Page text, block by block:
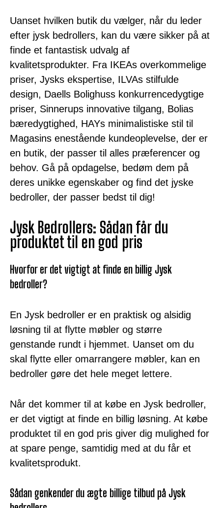
Uanset hvilken butik du vælger, når du leder
efter jysk bedrollers, kan du være sikker på at
finde et fantastisk udvalg af
kvalitetsprodukter. Fra IKEAs overkommelige
priser, Jysks ekspertise, ILVAs stilfulde
design, Daells Bolighuss konkurrencedygtige
priser, Sinnerups innovative tilgang, Bolias
bæredygtighed, HAYs minimalistiske stil til
Magasins enestående kundeoplevelse, der er
en butik, der passer til alles præferencer og
behov. Gå på opdagelse, bedøm dem på
deres unikke egenskaber og find det jyske
bedroller, der passer bedst til dig!
Jysk Bedrollers: Sådan får du
produktet til en god pris
Hvorfor er det vigtigt at finde en billig Jysk
bedroller?
En Jysk bedroller er en praktisk og alsidig
løsning til at flytte møbler og større
genstande rundt i hjemmet. Uanset om du
skal flytte eller omarrangere møbler, kan en
bedroller gøre det hele meget lettere.
Når det kommer til at købe en Jysk bedroller,
er det vigtigt at finde en billig løsning. At købe
produktet til en god pris giver dig mulighed for
at spare penge, samtidig med at du får et
kvalitetsprodukt.
Sådan genkender du ægte billige tilbud på Jysk